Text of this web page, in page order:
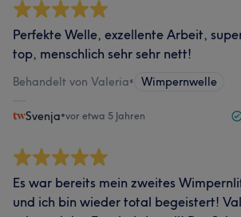
Perfekte Welle, exzellente Arbeit,
top, menschlich sehr sehr nett!
Behandelt von Valeria• Wimpernwelle
Svenja•vor etwa 5 Jahren
Es war bereits mein zweites
und ich bin wieder total begeistert!